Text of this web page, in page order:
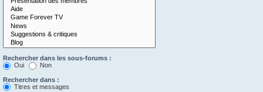
Rechercher dans les sous-forums :
Oui
Non
Rechercher dans :
Titres et messages